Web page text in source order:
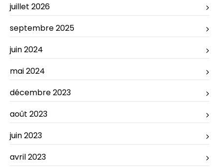
juillet 2026
septembre 2025
juin 2024
mai 2024
décembre 2023
août 2023
juin 2023
avril 2023